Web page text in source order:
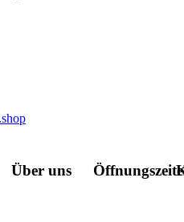
Über uns